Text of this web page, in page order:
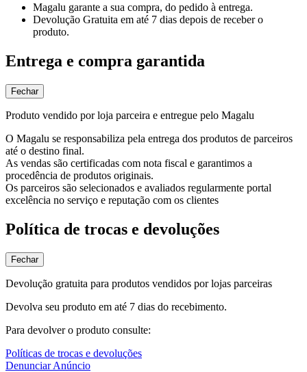
Magalu garante a sua compra, do pedido à entrega.
Devolução Gratuita em até 7 dias depois de receber o
produto.
Entrega e compra garantida
Fechar
Produto vendido por loja parceira e entregue pelo Magalu
O Magalu se responsabiliza pela entrega dos produtos de parceiros
até o destino final.
As vendas são certificadas com nota fiscal e garantimos a
procedência de produtos originais.
Os parceiros são selecionados e avaliados regularmente portal
excelência no serviço e reputação com os clientes
Política de trocas e devoluções
Fechar
Devolução gratuita para produtos vendidos por lojas parceiras
Devolva seu produto em até 7 dias do recebimento.
Para devolver o produto consulte:
Políticas de trocas e devoluções
Denunciar Anúncio